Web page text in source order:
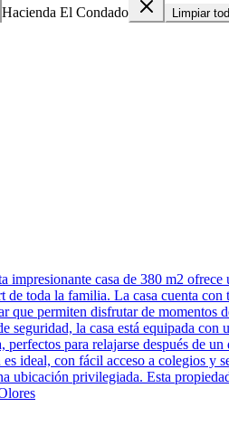
Hacienda El Condado Limpiar
impresionante casa de 380 m2
toda la familia. La casa cuenta
que permiten disfrutar de
la casa está equipada
para relajarse después de
ideal, con fácil acceso a colegios
ubicación privilegiada. Esta